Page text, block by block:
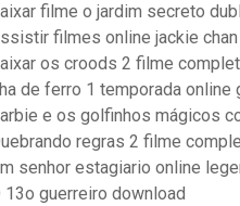
filme o jardim secreto
filmes online jackie
os croods 2 filme
de ferro 1 temporada online
e os golfinhos mágicos
regras 2 filme
senhor estagiario online
13o guerreiro download